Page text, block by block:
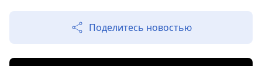
Поделитесь новостью